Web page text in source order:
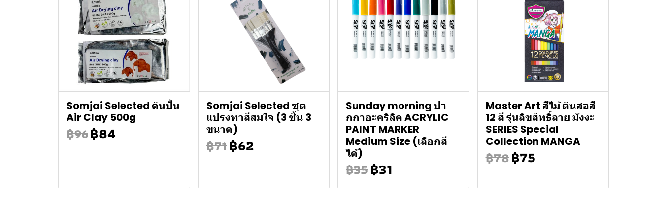
Somjai Selected ดินปั้น
Air Clay 500g
฿96฿84
Somjai Selected ชุด
แปรงทาสีสมใจ (3 ชิ้น 3
ขนาด)
฿71฿62
Sunday morning ปา
กกาอะคริลิค ACRYLIC
PAINT MARKER
Medium Size (เลือกสี
ได้)
฿35฿31
Master Art สีไม้ ดินสอสี
12 สี รุ่นลิขสิทธิ์ลาย มังงะ
SERIES Special
Collection MANGA
฿78฿75